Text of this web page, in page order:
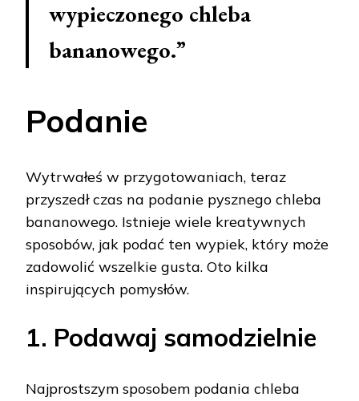
wypieczonego chleba
bananowego.”
Podanie
Wytrwałeś w przygotowaniach, teraz
przyszedł czas na podanie pysznego chleba
bananowego. Istnieje wiele kreatywnych
sposobów, jak podać ten wypiek, który może
zadowolić wszelkie gusta. Oto kilka
inspirujących pomysłów.
1. Podawaj samodzielnie
Najprostszym sposobem podania chleba